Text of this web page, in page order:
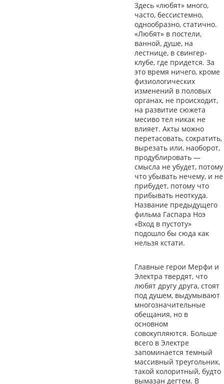
Здесь «любят» много,
часто, бессистемно,
однообразно, статично.
«Любят» в постели,
ванной, душе, на
лестнице, в свингер-
клубе, где придется. За
это время ничего, кроме
физиологических
изменений в половых
органах, не происходит,
на развитие сюжета
месиво тел никак не
влияет. Акты можно
перетасовать, сократить,
вырезать или, наоборот,
продублировать —
смысла не убудет, потому
что убывать нечему, и не
прибудет, потому что
прибывать неоткуда.
Название предыдущего
фильма Гаспара Ноэ
«Вход в пустоту»
подошло бы сюда как
нельзя кстати.
Главные герои Мерфи и
Электра твердят, что
любят другу друга, стоят
под душем, выдумывают
многозначительные
обещания, но в
основном
совокупляются. Больше
всего в Электре
запоминается темный
массивный треугольник,
такой колоритный, будто
вымазан дегтем. В